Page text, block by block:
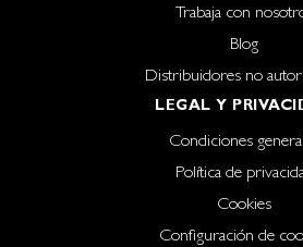
Trabaja con
Blog
Distribuidores no
LEGAL Y
Condiciones
Política de
Cookies
Configuración de